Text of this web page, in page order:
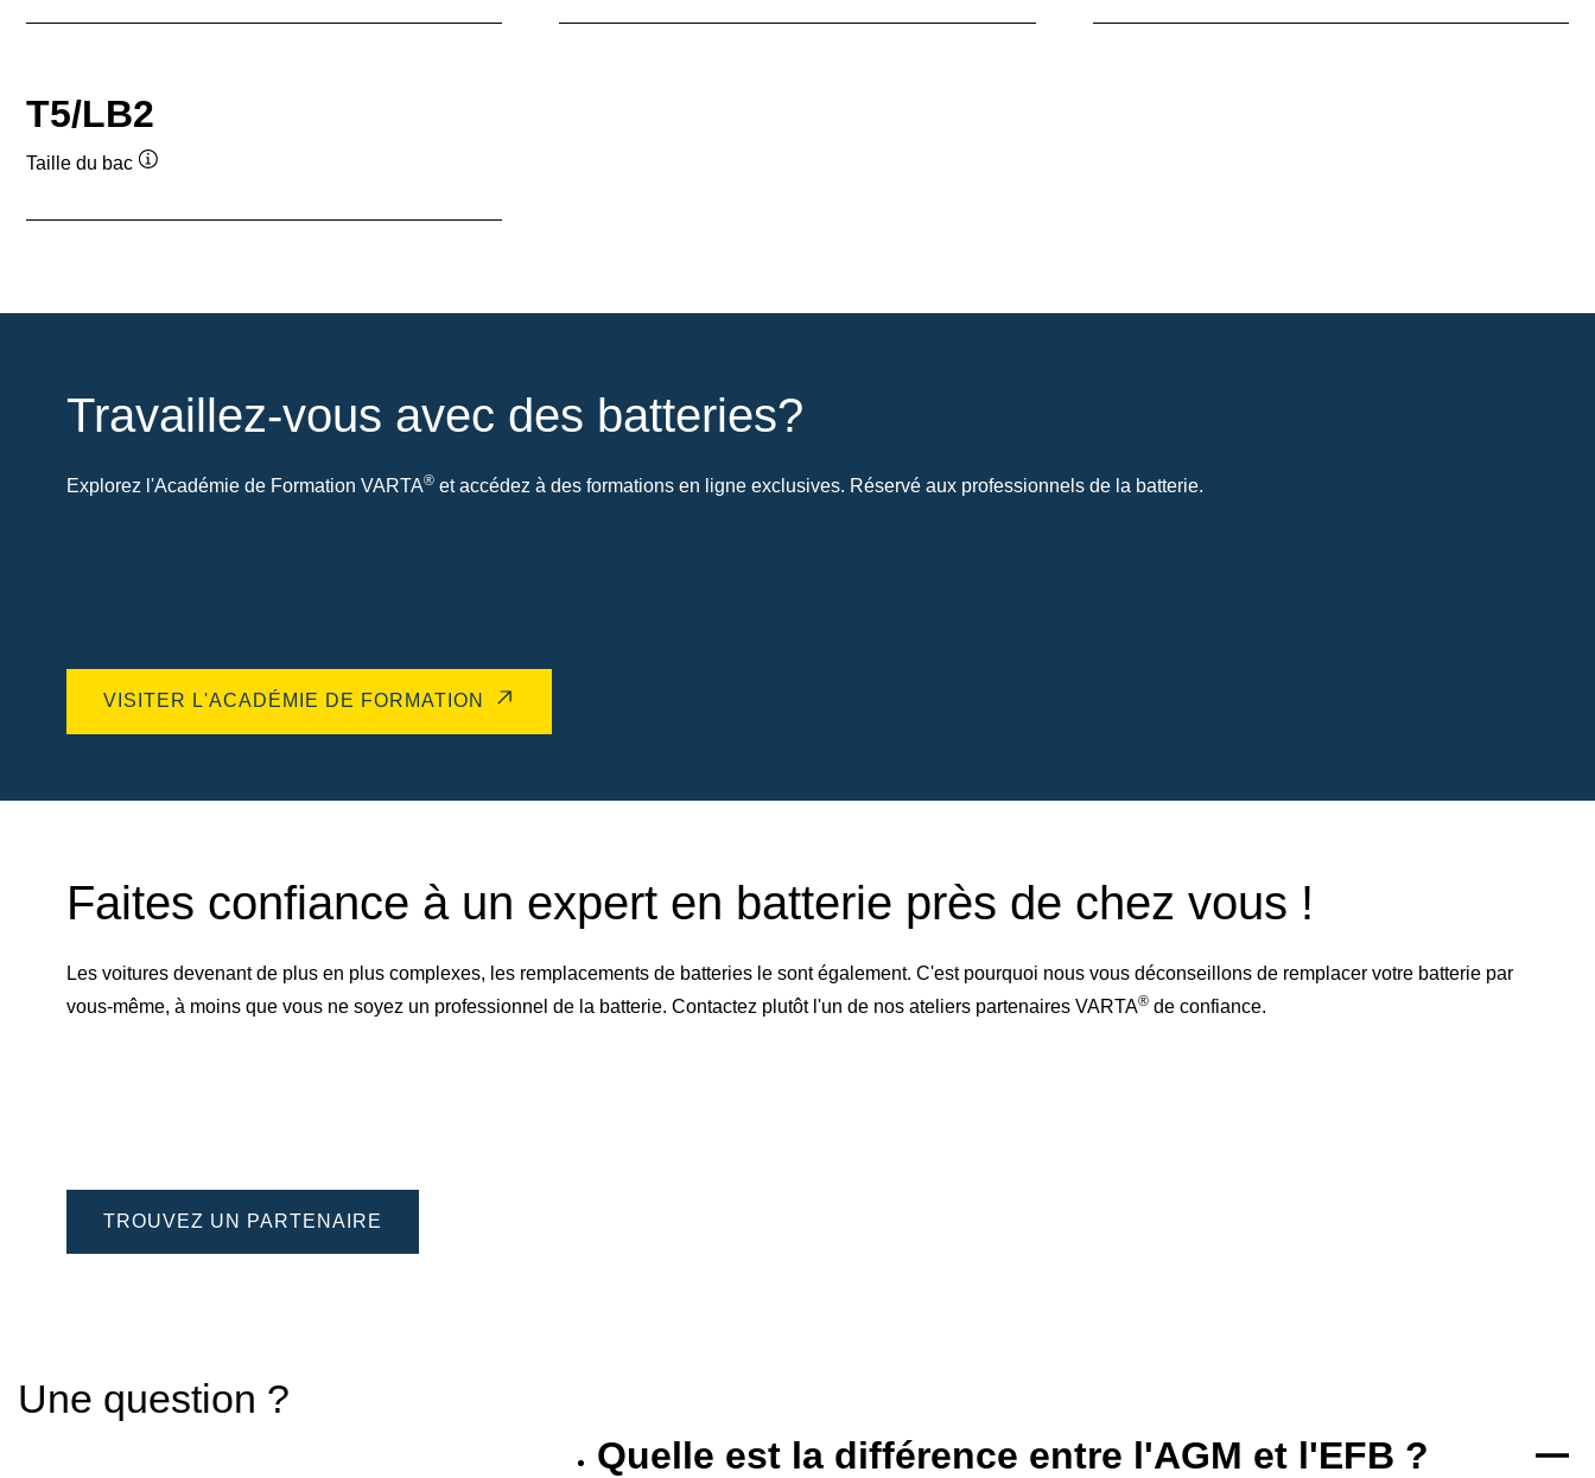
T5/LB2
Taille du bac
Travaillez-vous avec des batteries?
Explorez l'Académie de Formation VARTA® et accédez à des formations en ligne exclusives. Réservé aux professionnels de la batterie.
VISITER L'ACADÉMIE DE FORMATION
Faites confiance à un expert en batterie près de chez vous !
Les voitures devenant de plus en plus complexes, les remplacements de batteries le sont également. C'est pourquoi nous vous déconseillons de remplacer votre batterie par
vous-même, à moins que vous ne soyez un professionnel de la batterie. Contactez plutôt l'un de nos ateliers partenaires VARTA® de confiance.
TROUVEZ UN PARTENAIRE
Une question ?
Quelle est la différence entre l'AGM et l'EFB ?